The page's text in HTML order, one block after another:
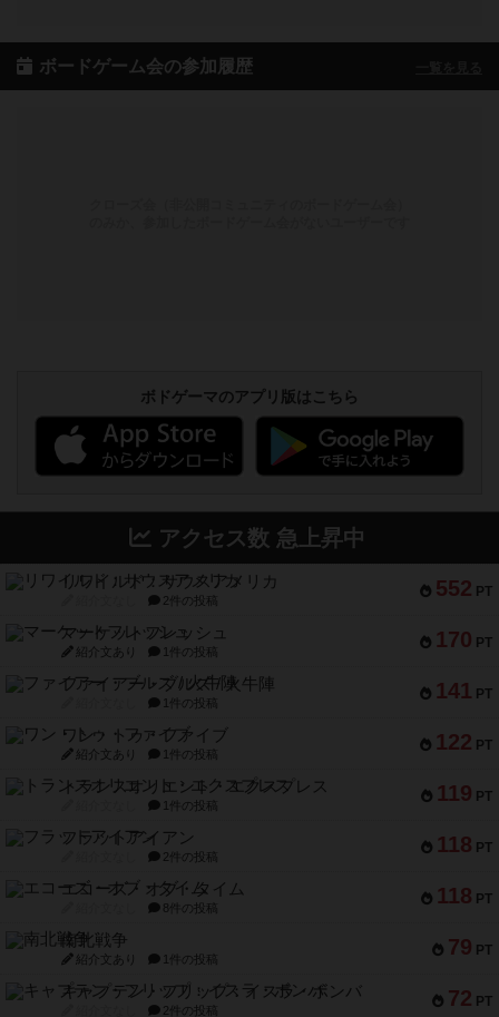
ボードゲーム会の参加履歴
ボドゲーマのアプリ版はこちら
アクセス数 急上昇中
552 PT
リワイルド：サウスアメリカ
2件の投稿
170 PT
マーケットフレッシュ
紹介文あり 1件の投稿
141 PT
ファイアー・ブルズ / 火牛陣
1件の投稿
122 PT
ワン・トゥ・ファイブ
紹介文あり 1件の投稿
119 PT
トランスオリエント・エクスプレス
1件の投稿
118 PT
フラットアイアン
2件の投稿
118 PT
エコーズ・オブ・タイム
8件の投稿
79 PT
南北戦争
紹介文あり 1件の投稿
72 PT
キャプテン・フリップ：イスラ・ボンバ
2件の投稿